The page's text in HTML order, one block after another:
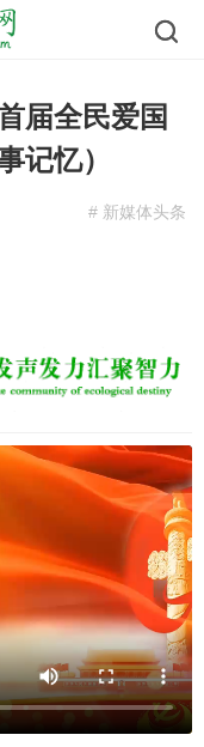
届全民爱国
记忆）
# 新媒体头条